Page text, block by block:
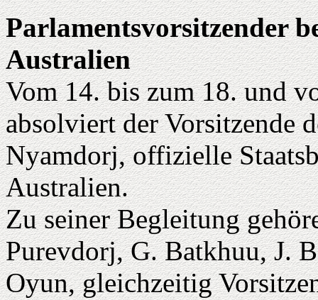
Parlamentsvorsitzender
Australien
Vom 14. bis zum 18. und
absolviert der Vorsitzende
Nyamdorj, offizielle
Australien.
Zu seiner Begleitung
Purevdorj, G. Batkhuu, J.
Oyun, gleichzeitig